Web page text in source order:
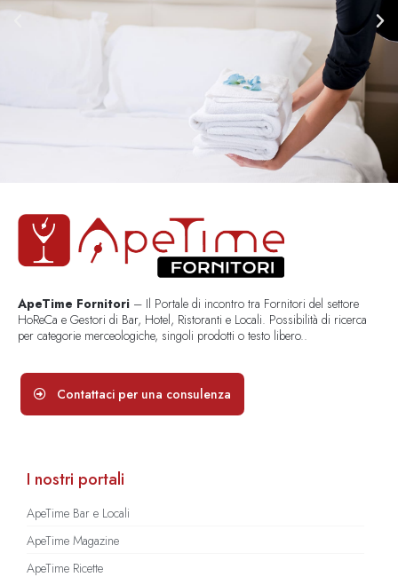
ApeTime Fornitori – Il Portale di incontro tra Fornitori del settore
HoReCa e Gestori di Bar, Hotel, Ristoranti e Locali. Possibilità di ricerca
per categorie merceologiche, singoli prodotti o testo libero..
Contattaci per una consulenza
I nostri portali
ApeTime Bar e Locali
ApeTime Magazine
ApeTime Ricette